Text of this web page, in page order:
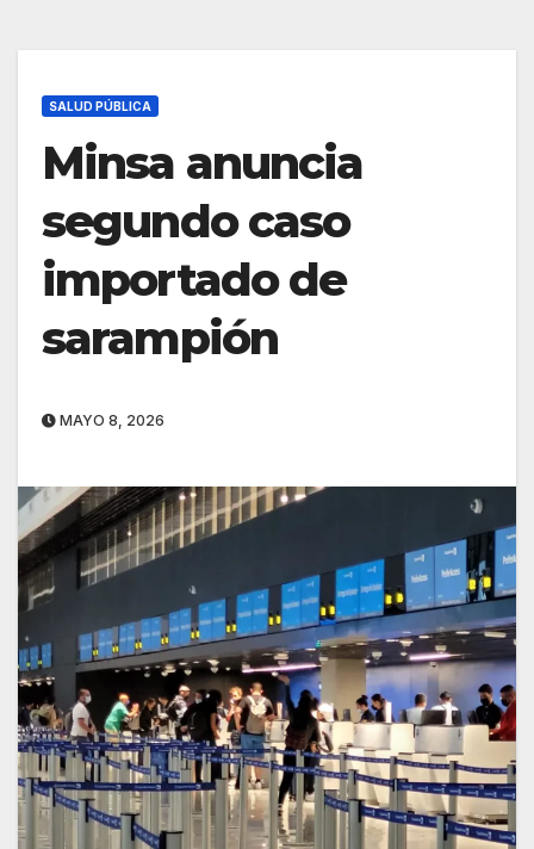
SALUD PÚBLICA
Minsa anuncia
segundo caso
importado de
sarampión
MAYO 8, 2026